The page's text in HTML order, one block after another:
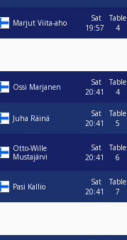
Marjut Viita-aho
Sat
19:57
Table
4
Ossi Marjanen
Sat
20:41
Table
4
Juha Räinä
Sat
20:41
Table
5
Otto-Wille
Mustajärvi
Sat
20:41
Table
6
Pasi Kallio
Sat
20:41
Table
7